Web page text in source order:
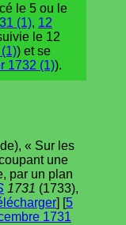
le 5 ou le
(1), 12
le 12
) et se
1732 (1)).
« Sur les
une
par un plan
1731 (1733),
] [5
1731